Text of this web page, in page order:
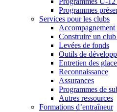
Programmes
Services pour les clubs
Construire un
Levées de fonds
Outils de
Entretien des
Reconnaissance
Assurances
Programmes de
Autres ressources
Formations d’entraîneur